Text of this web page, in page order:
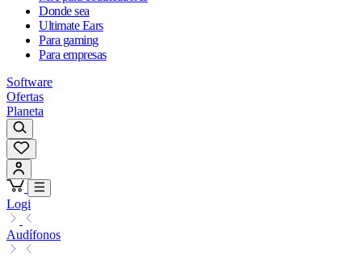
Donde sea
Ultimate Ears
Para gaming
Para empresas
Software
Ofertas
Planeta
Logi
Audífonos